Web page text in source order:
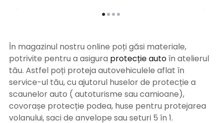
În magazinul nostru online poți găsi materiale,
potrivite pentru a asigura protecție autoîn atelierul
tău. Astfel poți proteja autovehiculele aflat în
service-ul tău, cu ajutorul huselor de protecție a
scaunelor auto ( autoturisme sau camioane),
covorașe protecție podea, huse pentru protejarea
volanului, saci de anvelope sau seturi 5 în 1.